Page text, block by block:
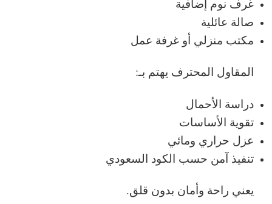
غرف نوم إضافية
صالة عائلية
مكتب منزلي أو غرفة عمل
المقاول المحترف يهتم بـ:
دراسة الأحمال
تقوية الأساسات
عزل حراري ومائي
تنفيذ آمن حسب الكود السعودي
يعني راحة وأمان بدون قلق.